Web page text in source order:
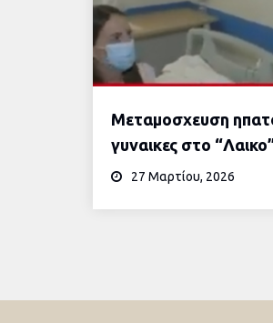
Μεταμοσχευση
γυναικες στο
27 Μαρτίου, 2026